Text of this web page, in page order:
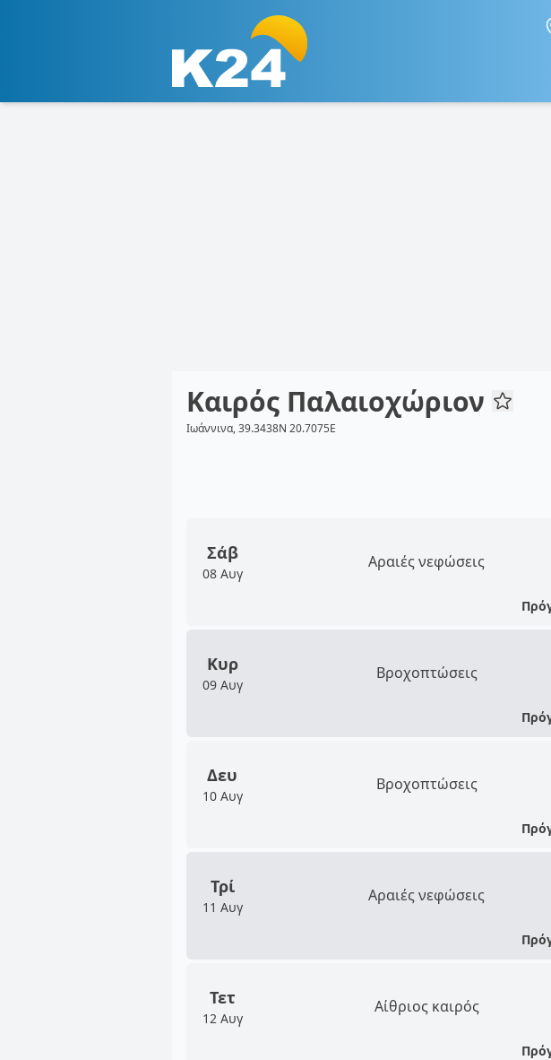
Καιρός Παλαιοχώριον
Ιωάννινα, 39.3438N 20.7075E
Σάβ
08 Αυγ
Αραιές νεφώσεις
Κυρ
09 Αυγ
Βροχοπτώσεις
Δευ
10 Αυγ
Βροχοπτώσεις
Τρί
11 Αυγ
Αραιές νεφώσεις
Τετ
12 Αυγ
Αίθριος καιρός